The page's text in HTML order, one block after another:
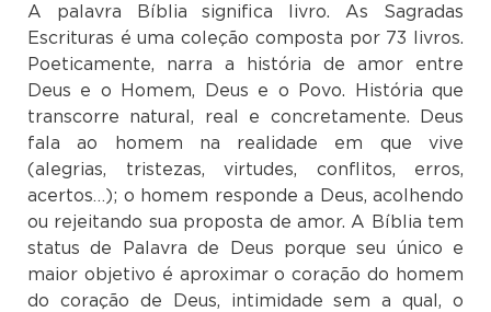
A palavra Bíblia significa livro. As Sagradas
Escrituras é uma coleção composta por 73 livros.
Poeticamente, narra a história de amor entre
Deus e o Homem, Deus e o Povo. História que
transcorre natural, real e concretamente. Deus
fala ao homem na realidade em que vive
(alegrias, tristezas, virtudes, conflitos, erros,
acertos…); o homem responde a Deus, acolhendo
ou rejeitando sua proposta de amor. A Bíblia tem
status de Palavra de Deus porque seu único e
maior objetivo é aproximar o coração do homem
do coração de Deus, intimidade sem a qual, o